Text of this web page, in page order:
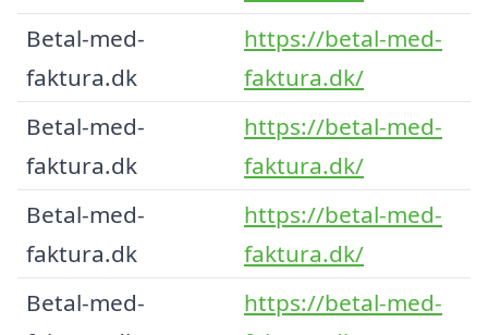
Betal-med-
faktura.dk
https://betal-med-
faktura.dk/
Betal-med-
faktura.dk
https://betal-med-
faktura.dk/
Betal-med-
faktura.dk
https://betal-med-
faktura.dk/
Betal-med-
https://betal-med-